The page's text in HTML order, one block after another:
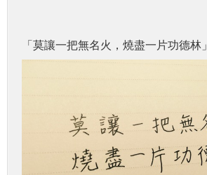
「莫讓一把無名火，燒盡一片功德林」